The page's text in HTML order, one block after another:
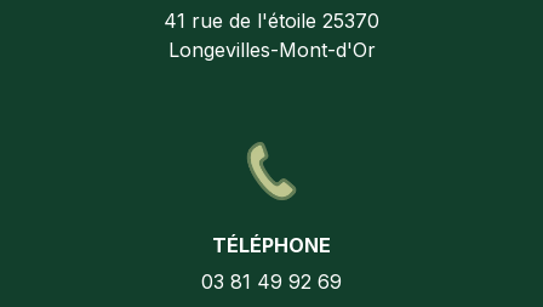
41 rue de l'étoile 25370
Longevilles-Mont-d'Or
TÉLÉPHONE
03 81 49 92 69